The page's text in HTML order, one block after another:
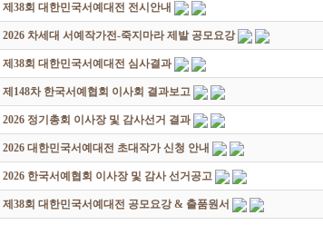
제38회 대한민국서예대전 전시안내
2026 차세대 서예작가전-죽지마라 제발 공모요강
제38회 대한민국서예대전 심사결과
제148차 한국서예협회 이사회 결과보고
2026 정기총회 이사장 및 감사선거 결과
2026 대한민국서예대전 초대작가 신청 안내
2026 한국서예협회 이사장 및 감사 선거공고
제38회 대한민국서예대전 공모요강 & 출품원서